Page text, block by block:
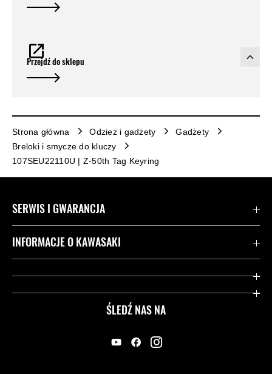
Przejdź do sklepu
Strona główna Odzież i gadżety
Gadżety
Breloki i smycze do kluczy
107SEU22110U | Z-50th Tag Keyring
ŚLEDŹ NAS NA
SERWIS I GWARANCJA
Kontakt
Przydatne strony
INFORMACJE O KAWASAKI
Dziedzictwo Kawasaki